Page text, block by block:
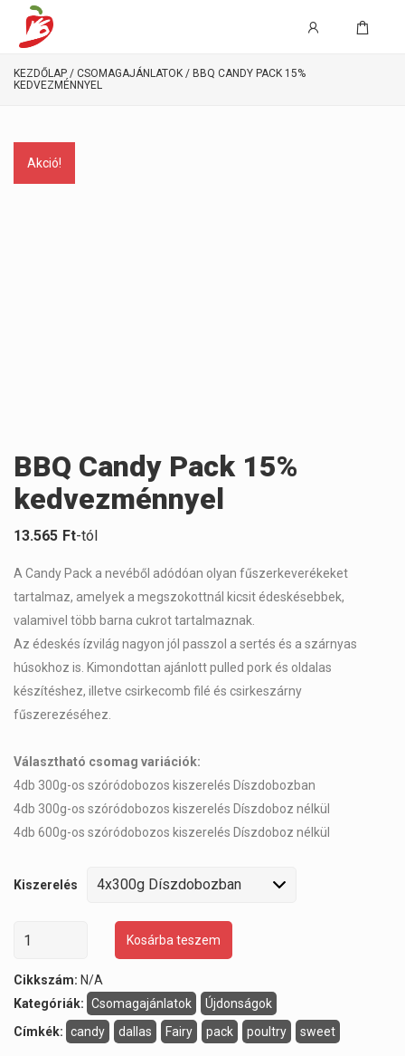
KEZDŐLAP / CSOMAGAJÁNLATOK / BBQ CANDY PACK 15%
KEDVEZMÉNNYEL
Akció!
BBQ Candy Pack 15%
kedvezménnyel
13.565 Ft-tól
A Candy Pack a nevéből adódóan olyan fűszerkeverékeket
tartalmaz, amelyek a megszokottnál kicsit édeskésebbek,
valamivel több barna cukrot tartalmaznak.
Az édeskés ízvilág nagyon jól passzol a sertés és a szárnyas
húsokhoz is. Kimondottan ajánlott pulled pork és oldalas
készítéshez, illetve csirkecomb filé és csirkeszárny
fűszerezéséhez.
Választható csomag variációk:
4db 300g-os szóródobozos kiszerelés Díszdobozban
4db 300g-os szóródobozos kiszerelés Díszdoboz nélkül
4db 600g-os szóródobozos kiszerelés Díszdoboz nélkül
Kiszerelés
Kosárba teszem
Cikkszám: N/A
Kategóriák: Csomagajánlatok
Újdonságok
Címkék: candy dallas Fairy pack poultry sweet